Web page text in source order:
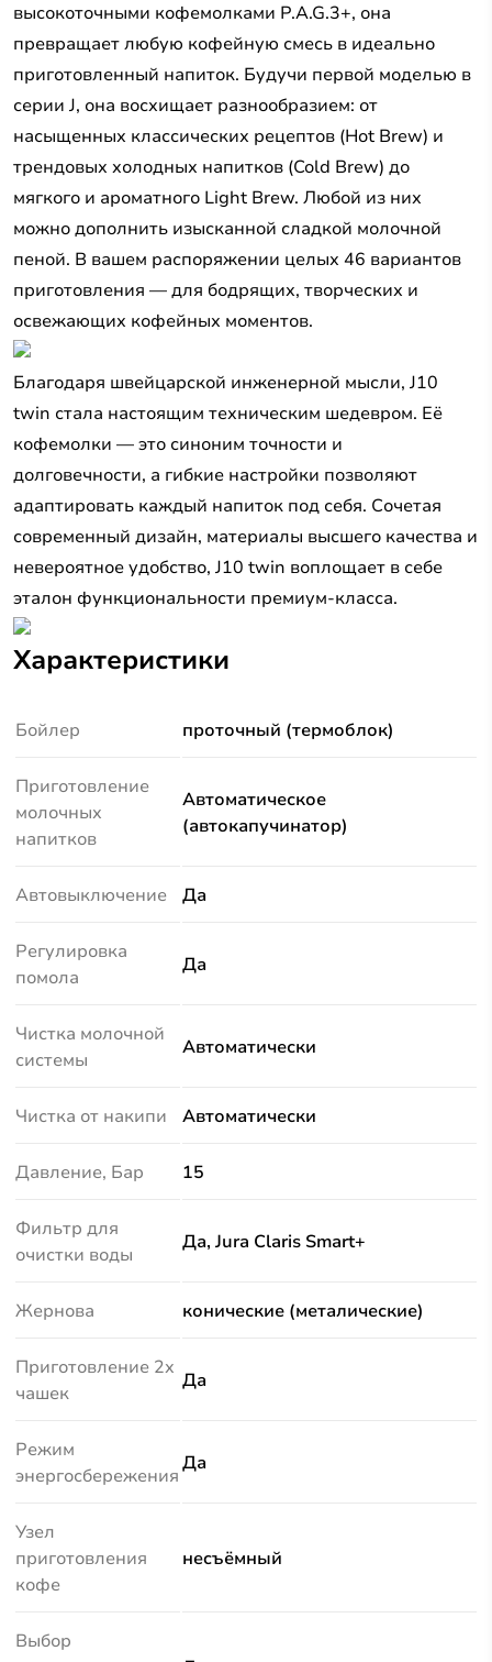
высокоточными кофемолками P.A.G.3+, она
превращает любую кофейную смесь в идеально
приготовленный напиток. Будучи первой моделью в
серии J, она восхищает разнообразием: от
насыщенных классических рецептов (Hot Brew) и
трендовых холодных напитков (Cold Brew) до
мягкого и ароматного Light Brew. Любой из них
можно дополнить изысканной сладкой молочной
пеной. В вашем распоряжении целых 46 вариантов
приготовления — для бодрящих, творческих и
освежающих кофейных моментов.
Благодаря швейцарской инженерной мысли, J10
twin стала настоящим техническим шедевром. Её
кофемолки — это синоним точности и
долговечности, а гибкие настройки позволяют
адаптировать каждый напиток под себя. Сочетая
современный дизайн, материалы высшего качества и
невероятное удобство, J10 twin воплощает в себе
эталон функциональности премиум-класса.
Характеристики
Бойлер проточный (термоблок)
Приготовление
молочных
напитков
Автоматическое
(автокапучинатор)
Автовыключение Да
Регулировка
помола
Да
Чистка молочной
системы
Автоматически
Чистка от накипи Автоматически
Давление, Бар 15
Фильтр для
очистки воды
Да, Jura Claris Smart+
Жернова конические (металические)
Приготовление 2х
чашек
Да
Режим
энергосбережения
Да
Узел
приготовления
кофе
нecъёмный
Выбор